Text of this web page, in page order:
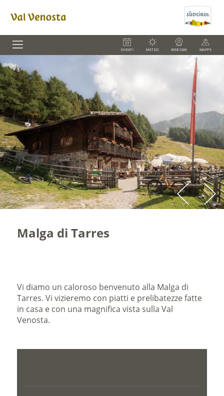
EVENTI METEO WEBCAM MAPPS
Malga di Tarres
Vi diamo un caloroso benvenuto alla Malga di
Tarres. Vi vizieremo con piatti e prelibatezze fatte
in casa e con una magnifica vista sulla Val
Venosta.